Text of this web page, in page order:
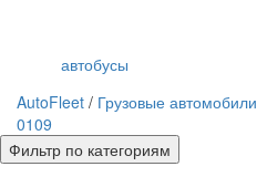
автобусы
AutoFleet / Грузовые автомобили
0109
Фильтр по категориям